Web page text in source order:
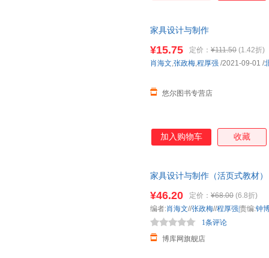
家具设计与制作
¥15.75 定价： ¥111.50 (1.42折)
悠尔图书专营店
肖海文,张政梅,程厚强 /2021-09-01 /
加入购物车 收藏
家具设计与制作（活页式教材
¥46.20 定价： ¥68.00 (6.8折)
博库网旗舰店
1条评论
编者:肖海文//张政梅//程厚强|责编:钟